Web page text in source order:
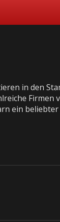
in den
Firmen
ein